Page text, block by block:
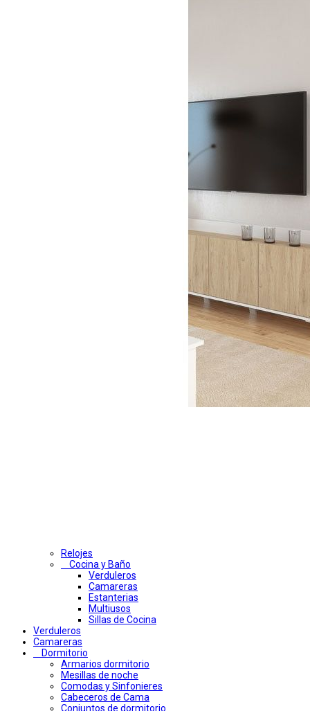
Relojes
Cocina y Baño
Verduleros
Camareras
Estanterias
Multiusos
Sillas de Cocina
Verduleros
Camareras
Dormitorio
Armarios dormitorio
Mesillas de noche
Comodas y Sinfonieres
Cabeceros de Cama
Conjuntos de dormitorio